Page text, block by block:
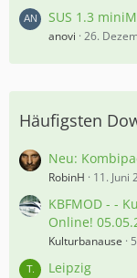
SUS 1.3
anovi 26.
Häufigsten
Neu:
RobinH 11. Juni
KBFMOD - -
Online!
Kulturbanause
Leipzig